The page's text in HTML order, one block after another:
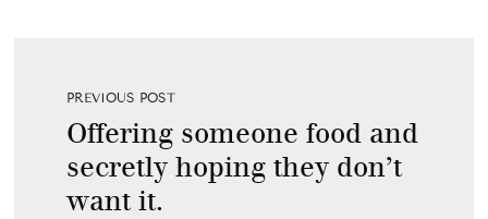
PREVIOUS POST
Offering someone food and
secretly hoping they don’t
want it.